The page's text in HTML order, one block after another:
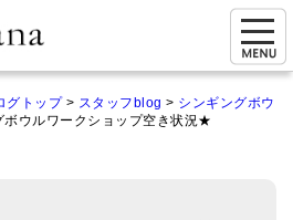
グトップ> スタッフblog > シンギングボウ
ボウルワークショップ空き状況★